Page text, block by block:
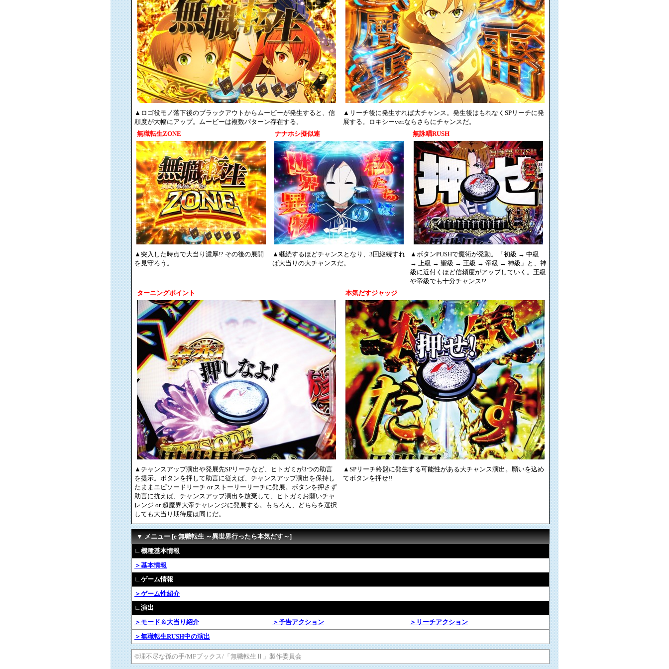
▲ロゴ役モノ落下後のブラックアウトからムービーが発生すると、信
頼度が大幅にアップ。ムービーは複数パターン存在する。
▲リーチ後に発生すれば大チャンス。発生後はもれなくSPリーチに発
展する。ロキシーver.ならさらにチャンスだ。
無職転生ZONE
ナナホシ擬似連 無詠唱RUSH
▲突入した時点で大当り濃厚!? その後の展開
を見守ろう。
▲継続するほどチャンスとなり、3回継続すれ
ば大当りの大チャンスだ。
▲ボタンPUSHで魔術が発動。「初級 → 中級
→ 上級 → 聖級 → 王級 → 帝級 → 神級」と、神
級に近付くほど信頼度がアップしていく。王級
や帝級でも十分チャンス!?
ターニングポイント
本気だすジャッジ
▲チャンスアップ演出や発展先SPリーチなど、ヒトガミが3つの助言
を提示。ボタンを押して助言に従えば、チャンスアップ演出を保持し
たままエピソードリーチ or ストーリーリーチに発展。ボタンを押さず
助言に抗えば、チャンスアップ演出を放棄して、ヒトガミお願いチャ
レンジ or 超魔界大帝チャレンジに発展する。もちろん、どちらを選択
しても大当り期待度は同じだ。
▲SPリーチ終盤に発生する可能性がある大チャンス演出。願いを込め
てボタンを押せ!!
▼ メニュー [e 無職転生 ～異世界行ったら本気だす～]
∟機種基本情報
＞基本情報
∟ゲーム情報
＞ゲーム性紹介
∟演出
＞モード＆大当り紹介
＞予告アクション
＞リーチアクション
＞無職転生RUSH中の演出
©理不尽な孫の手/MFブックス/「無職転生Ⅱ」製作委員会